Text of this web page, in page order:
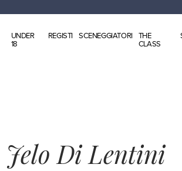
UNDER
18
REGISTI SCENEGGIATORI
THE
CLASS
Di Lentini